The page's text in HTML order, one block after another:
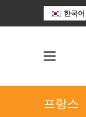
한국어
프랑스